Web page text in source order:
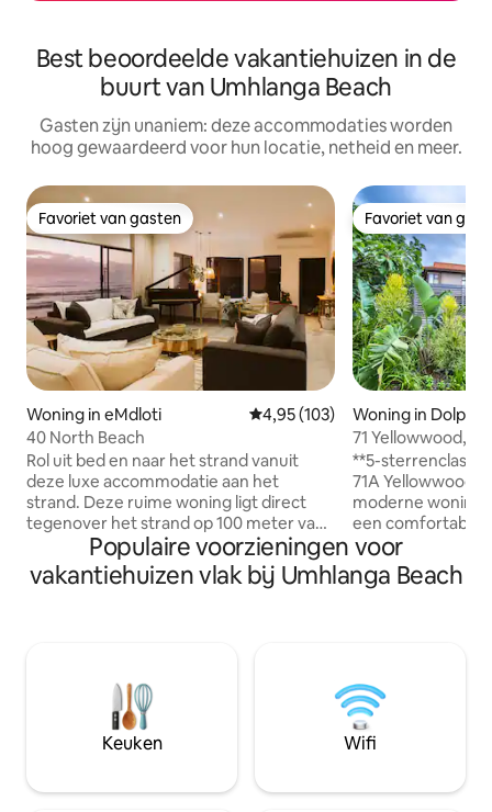
Best beoordeelde vakantiehuizen in de
buurt van Umhlanga Beach
Gasten zijn unaniem: deze accommodaties worden
hoog gewaardeerd voor hun locatie, netheid en meer.
Favoriet van gasten
Favoriet van gasten
Woning in eMdloti Gemiddelde beoordeling van
4,95 (103)
40 North Beach
Rol uit bed en naar het strand vanuit
deze luxe accommodatie aan het
strand. Deze ruime woning ligt direct
tegenover het strand op 100 meter van
het Umdloti Tidal Pool en op 250 meter
van restaurants en een koffiebar. Het
biedt een panoramisch uitzicht op de
aanbetaling is vereist bij het reserveren
van deze strandwoning. Strikt geen
feesten en geen dagbezoekers zonder
voorafgaande afspraak met de
Favoriet van
Favoriet van
Woning in
71 Yellowwood,
**5-
71A Yellowwood
moderne woning
een comfortabel
het bekroonde
dat beschikt
waaronder een
restaurants en cafés. De
beschikt ook over
een dagelijkse
(excl. Zondag)
Populaire voorzieningen voor
vakantiehuizen vlak bij Umhlanga Beach
Keuken Wifi